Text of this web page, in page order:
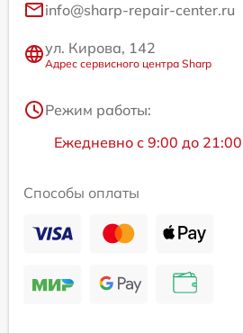
info@sharp-repair-center.ru
ул. Кирова, 142
Адрес сервисного центра Sharp
Режим работы:
Ежедневно с 9:00 до 21:00
Способы оплаты